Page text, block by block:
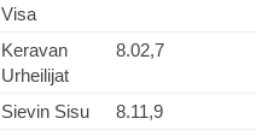
Visa
Keravan
Urheilijat
8.02,7
Sievin Sisu
8.11,9